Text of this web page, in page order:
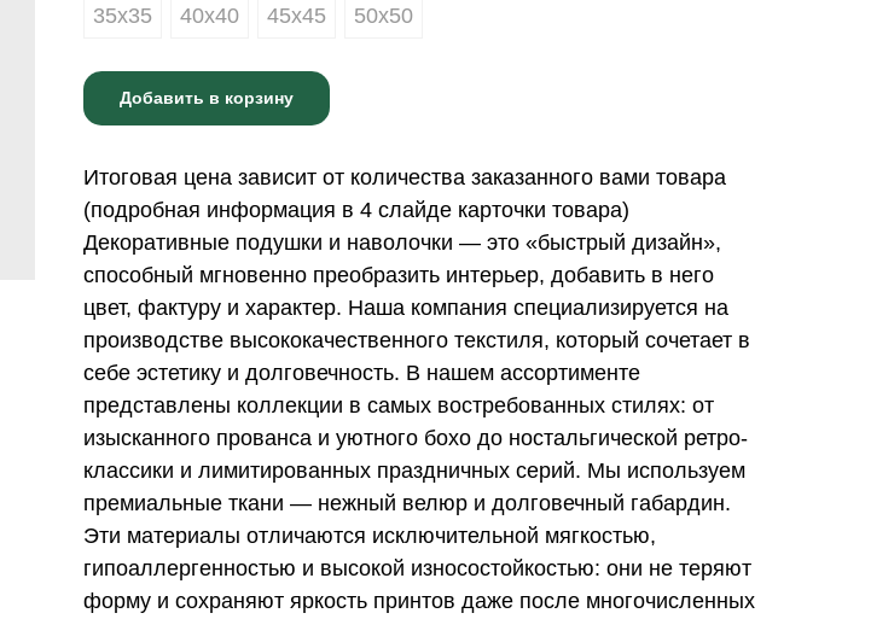
35х35
40х40 45х45 50х50
Добавить в корзину
Итоговая цена зависит от количества заказанного вами товара
(подробная информация в 4 слайде карточки товара)
Декоративные подушки и наволочки — это «быстрый дизайн»,
способный мгновенно преобразить интерьер, добавить в него
цвет, фактуру и характер. Наша компания специализируется на
производстве высококачественного текстиля, который сочетает в
себе эстетику и долговечность. В нашем ассортименте
представлены коллекции в самых востребованных стилях: от
изысканного прованса и уютного бохо до ностальгической ретро-
классики и лимитированных праздничных серий. Мы используем
премиальные ткани — нежный велюр и долговечный габардин.
Эти материалы отличаются исключительной мягкостью,
гипоаллергенностью и высокой износостойкостью: они не теряют
форму и сохраняют яркость принтов даже после многочисленных